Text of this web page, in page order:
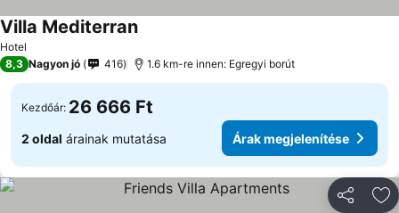
Hotel
Villa MediterranÁrak megjelenítése
8,3 Nagyon jó 416 1.6 km-re innen: Egregyi borút
Kezdőár: 26 666 Ft
2 oldal árainak mutatása Árak megjelenítése